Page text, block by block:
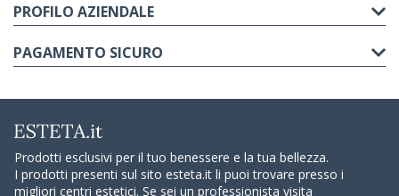
PROFILO AZIENDALE
PAGAMENTO SICURO
Prodotti esclusivi per il tuo benessere e la tua bellezza.
I prodotti presenti sul sito esteta.it li puoi trovare presso i
migliori centri estetici. Se sei un professionista visita